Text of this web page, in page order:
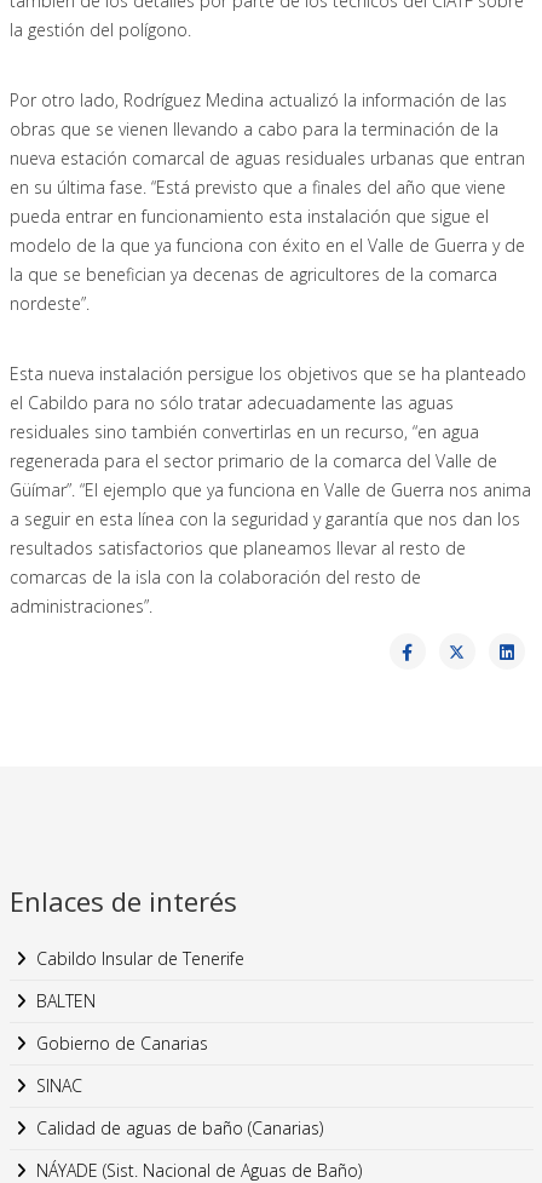
la gestión del polígono.
Por otro lado, Rodríguez Medina actualizó la información de las
obras que se vienen llevando a cabo para la terminación de la
nueva estación comarcal de aguas residuales urbanas que entran
en su última fase. “Está previsto que a finales del año que viene
pueda entrar en funcionamiento esta instalación que sigue el
modelo de la que ya funciona con éxito en el Valle de Guerra y de
la que se benefician ya decenas de agricultores de la comarca
nordeste”.
Esta nueva instalación persigue los objetivos que se ha planteado
el Cabildo para no sólo tratar adecuadamente las aguas
residuales sino también convertirlas en un recurso, “en agua
regenerada para el sector primario de la comarca del Valle de
Güímar”. “El ejemplo que ya funciona en Valle de Guerra nos anima
a seguir en esta línea con la seguridad y garantía que nos dan los
resultados satisfactorios que planeamos llevar al resto de
comarcas de la isla con la colaboración del resto de
administraciones”.
Enlaces de interés
Cabildo Insular de Tenerife
BALTEN
Gobierno de Canarias
SINAC
Calidad de aguas de baño (Canarias)
NÁYADE (Sist. Nacional de Aguas de Baño)